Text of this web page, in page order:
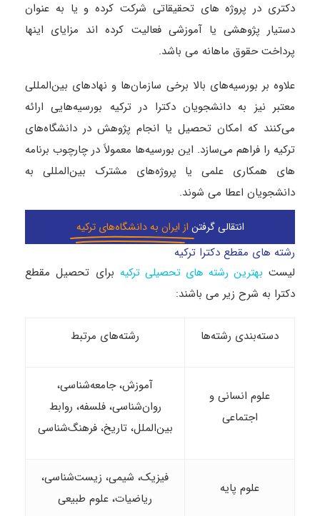
دکتری در پروژه های تحقیقاتی شرکت کرده و یا به عنوان
دستیار پژوهشی یا آموزشی فعالیت کرده اند مزایای اینها
پرداخت حقوق ماهانه می باشد.
علاوه بر بورسیه‌های بالا برخی سازمان‌ها و نهادهای بین‌المللی
معتبر نیز به دانشجویان دکترا در ترکیه بورسیه‌هایی ارائه
می‌کنند که امکان تحصیل یا انجام پژوهش در دانشگاه‌های
ترکیه را فراهم می‌سازد. این بورسیه‌ها معمولاً در چارچوب برنامه
‌های همکاری علمی یا پروژه‌های مشترک بین‌المللی به
دانشجویان اعطا می شوند.
انتقالی گرفتن از ایران به دانشگاه‌های ترکیه
رشته های مقطع دکترا ترکیه
لیست بهترین رشته های تحصیلی ترکیه برای تحصیل مقطع
دکترا به شرح زیر می باشند:
دسته‌بندی رشته‌ها رشته‌های مرتبط
علوم انسانی و
اجتماعی
آموزش، جامعه‌شناسی،
روان‌شناسی، فلسفه، روابط
بین‌الملل، تاریخ، فرهنگ‌شناسی
علوم پایه
فیزیک، شیمی، زیست‌شناسی،
ریاضیات، علوم طبیعی